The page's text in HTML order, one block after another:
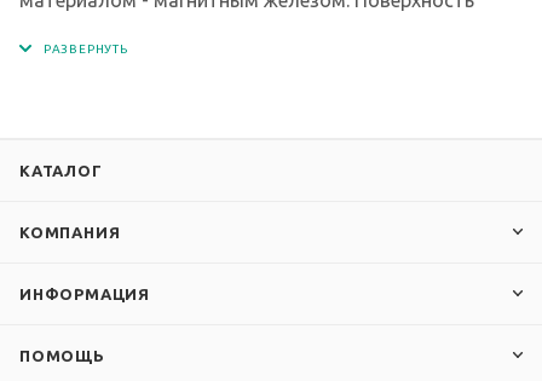
стирания.
КАТАЛОГ
КОМПАНИЯ
ИНФОРМАЦИЯ
ПОМОЩЬ